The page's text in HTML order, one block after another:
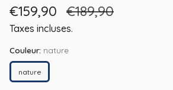
Prix
de
vente
€159,90 Prix
régulier
€189,90
Taxes incluses.
Couleur: nature
nature
nature